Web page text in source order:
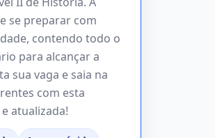
se preparar com
contendo todo o
para alcançar a
sua vaga e saia na
com esta
atualizada!